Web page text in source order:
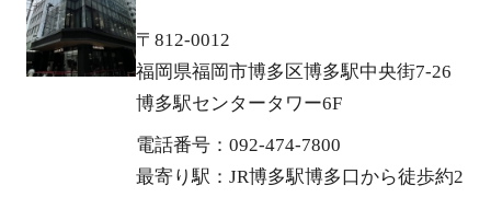
〒812-0012
福岡県福岡市博多区博多駅中央街7-26
博多駅センタータワー6F
電話番号：092-474-7800
最寄り駅：JR博多駅博多口から徒歩約2